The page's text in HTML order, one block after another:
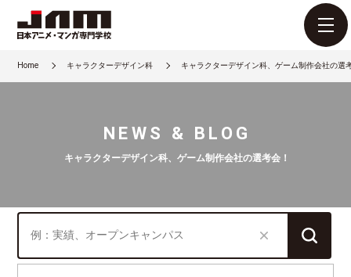
Home キャラクターデザイン科 キャラクターデザイン科、ゲーム制作会社の選
NEWS & BLOG
キャラクターデザイン科、ゲーム制作会社の選考会！